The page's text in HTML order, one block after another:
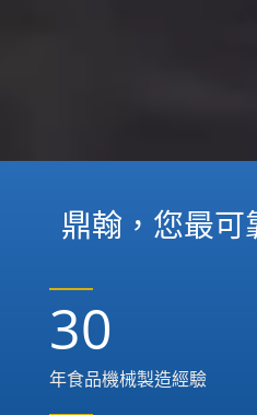
鼎翰，您最可
30
年食品機械製造經驗